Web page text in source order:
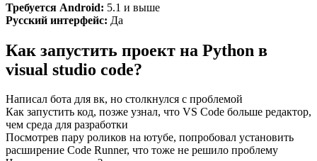
Требуется Android: 5.1 и выше
Русский интерфейс: Да
Как запустить проект на Python в
visual studio code?
Написал бота для вк, но столкнулся с проблемой
Как запустить код, позже узнал, что VS Сode больше редактор,
чем среда для разработки
Посмотрев пару роликов на ютубе, попробовал установить
расширение Code Runner, что тоже не решило проблему